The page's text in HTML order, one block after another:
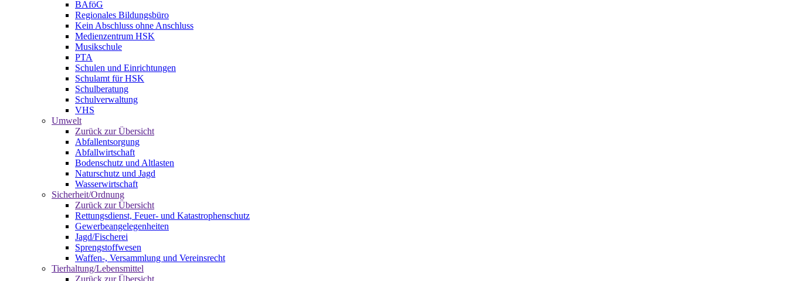
BAföG
Regionales Bildungsbüro
Kein Abschluss ohne Anschluss
Medienzentrum HSK
Musikschule
PTA
Schulen und Einrichtungen
Schulamt für HSK
Schulberatung
Schulverwaltung
VHS
Umwelt
Zurück zur Übersicht
Abfallentsorgung
Abfallwirtschaft
Bodenschutz und Altlasten
Naturschutz und Jagd
Wasserwirtschaft
Sicherheit/Ordnung
Zurück zur Übersicht
Rettungsdienst, Feuer- und Katastrophenschutz
Gewerbeangelegenheiten
Jagd/Fischerei
Sprengstoffwesen
Waffen-, Versammlung und Vereinsrecht
Tierhaltung/Lebensmittel
Zurück zur Übersicht